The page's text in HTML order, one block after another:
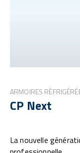
ARMOIRES
CP Next
La nouvelle